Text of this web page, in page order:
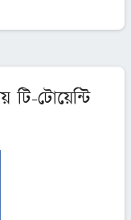
টি-টোয়েন্টি